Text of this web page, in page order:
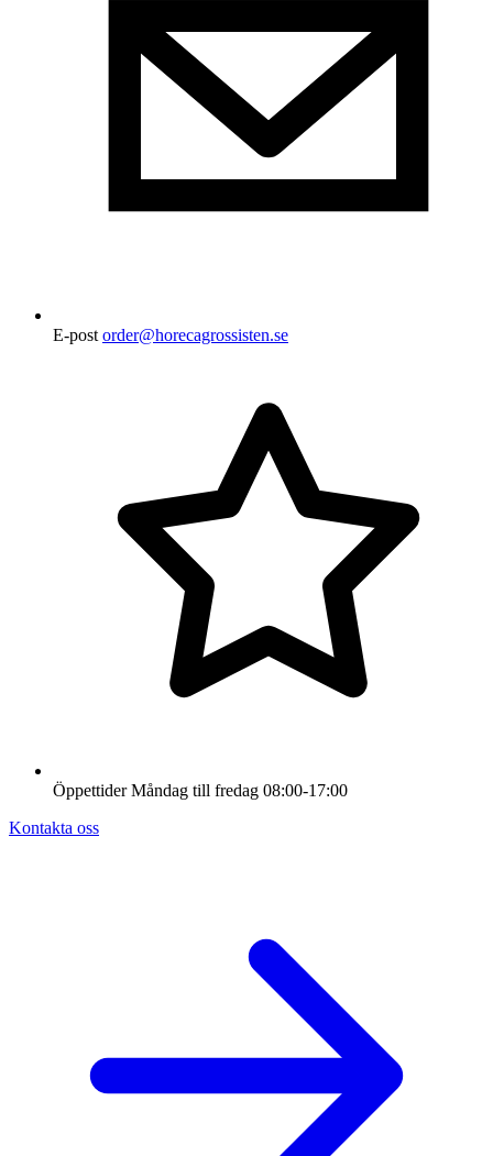
E-post order@horecagrossisten.se
Öppettider Måndag till fredag 08:00-17:00
Kontakta oss